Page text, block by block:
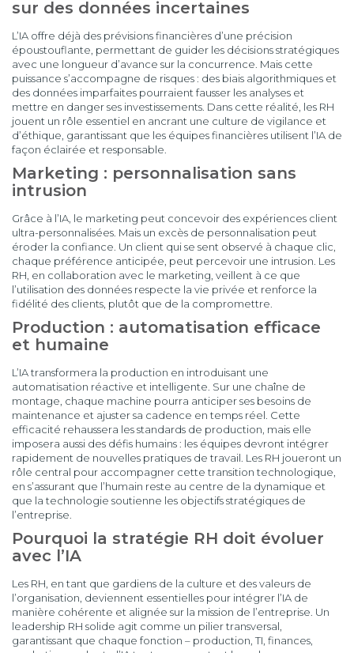
sur des données incertaines
L’IA offre déjà des prévisions financières d’une précision
époustouflante, permettant de guider les décisions stratégiques
avec une longueur d’avance sur la concurrence. Mais cette
puissance s’accompagne de risques : des biais algorithmiques et
des données imparfaites pourraient fausser les analyses et
mettre en danger ses investissements. Dans cette réalité, les RH
jouent un rôle essentiel en ancrant une culture de vigilance et
d’éthique, garantissant que les équipes financières utilisent l’IA de
façon éclairée et responsable.
Marketing : personnalisation sans
intrusion
Grâce à l’IA, le marketing peut concevoir des expériences client
ultra-personnalisées. Mais un excès de personnalisation peut
éroder la confiance. Un client qui se sent observé à chaque clic,
chaque préférence anticipée, peut percevoir une intrusion. Les
RH, en collaboration avec le marketing, veillent à ce que
l’utilisation des données respecte la vie privée et renforce la
fidélité des clients, plutôt que de la compromettre.
Production : automatisation efficace
et humaine
L’IA transformera la production en introduisant une
automatisation réactive et intelligente. Sur une chaîne de
montage, chaque machine pourra anticiper ses besoins de
maintenance et ajuster sa cadence en temps réel. Cette
efficacité rehaussera les standards de production, mais elle
imposera aussi des défis humains : les équipes devront intégrer
rapidement de nouvelles pratiques de travail. Les RH joueront un
rôle central pour accompagner cette transition technologique,
en s’assurant que l’humain reste au centre de la dynamique et
que la technologie soutienne les objectifs stratégiques de
l’entreprise.
Pourquoi la stratégie RH doit évoluer
avec l’IA
Les RH, en tant que gardiens de la culture et des valeurs de
l’organisation, deviennent essentielles pour intégrer l’IA de
manière cohérente et alignée sur la mission de l’entreprise. Un
leadership RH solide agit comme un pilier transversal,
garantissant que chaque fonction – production, TI, finances,